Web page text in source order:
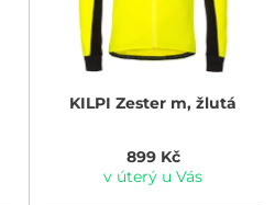
KILPI Zester m, žlutá
899 Kč
v úterý u Vás